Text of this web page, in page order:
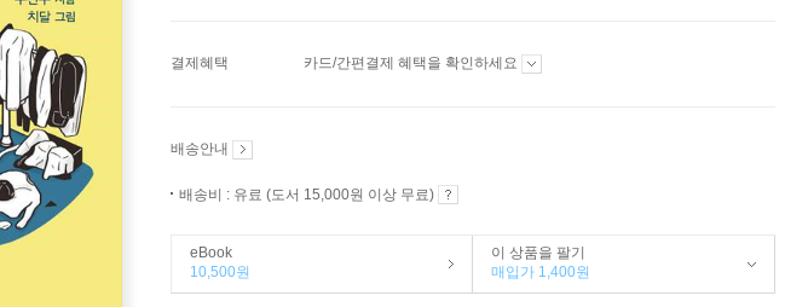
결제혜택 카드/간편결제 혜택을 확인하세요
배송안내
배송비 : 유료 (도서 15,000원 이상 무료)
eBook
10,500원
이 상품을 팔기
매입가 1,400원